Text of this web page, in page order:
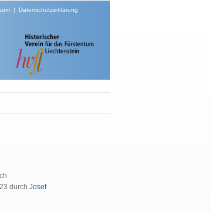
| Datenschutzerklärung
durch Josef